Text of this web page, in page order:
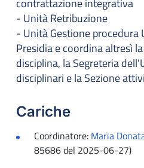
- Unità Retribuzione
- Unità Gestione procedura
Presidia e coordina altresì
disciplina, la Segreteria
disciplinari e la Sezione
Cariche
Coordinatore: Maria
85686 del 2025-06-27)